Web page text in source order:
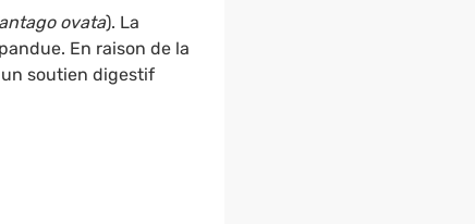
ovata). La
En raison de la
soutien digestif